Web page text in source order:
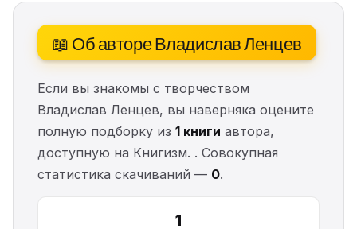
📖 Об авторе Владислав Ленцев
Если вы знакомы с творчеством
Владислав Ленцев, вы наверняка оцените
полную подборку из 1 книги автора,
доступную на Книгизм. . Совокупная
статистика скачиваний — 0.
1